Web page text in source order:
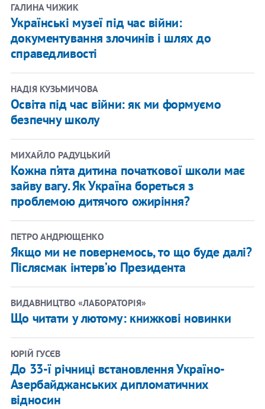
ГАЛИНА ЧИЖИК
Українські музеї під час війни:
документування злочинів і шлях до
справедливості
НАДІЯ КУЗЬМИЧОВА
Освіта під час війни: як ми формуємо
безпечну школу
МИХАЙЛО РАДУЦЬКИЙ
Кожна п’ята дитина початкової школи має
зайву вагу. Як Україна бореться з
проблемою дитячого ожиріння?
ПЕТРО АНДРЮЩЕНКО
Якщо ми не повернемось, то що буде далі?
Післясмак інтервʼю Президента
ВИДАВНИЦТВО «ЛАБОРАТОРІЯ»
Що читати у лютому: книжкові новинки
ЮРІЙ ГУСЄВ
До 33-ї річниці встановлення Україно-
Азербайджанських дипломатичних
відносин